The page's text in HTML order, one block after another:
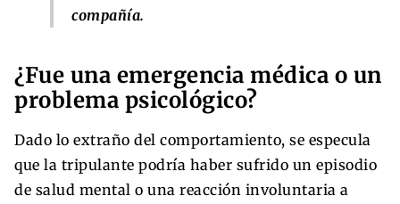
compañía.
¿Fue una emergencia médica o un
problema psicológico?
Dado lo extraño del comportamiento, se especula
que la tripulante podría haber sufrido un episodio
de salud mental o una reacción involuntaria a